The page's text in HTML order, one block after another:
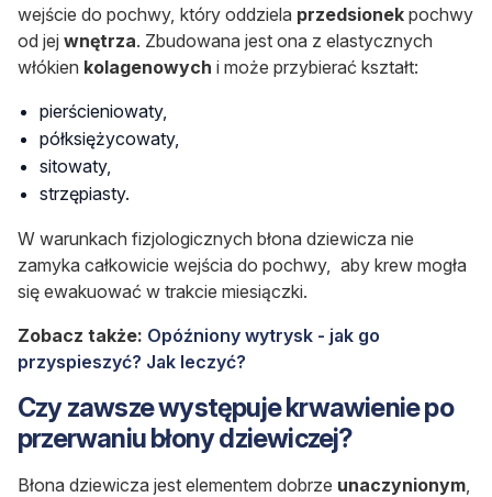
wejście do pochwy, który oddziela przedsionek pochwy
od jej wnętrza. Zbudowana jest ona z elastycznych
włókien kolagenowych i może przybierać kształt:
pierścieniowaty,
półksiężycowaty,
sitowaty,
strzępiasty.
W warunkach fizjologicznych błona dziewicza nie
zamyka całkowicie wejścia do pochwy, aby krew mogła
się ewakuować w trakcie miesiączki.
Zobacz także: Opóźniony wytrysk - jak go
przyspieszyć? Jak leczyć?
Czy zawsze występuje krwawienie po
przerwaniu błony dziewiczej?
Błona dziewicza jest elementem dobrze unaczynionym